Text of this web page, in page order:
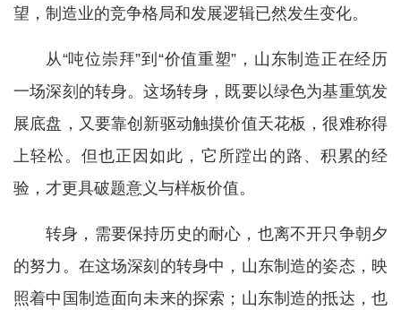
望，制造业的竞争格局和发展逻辑已然发生变化。
从“吨位崇拜”到“价值重塑”，山东制造正在经历
一场深刻的转身。这场转身，既要以绿色为基重筑发
展底盘，又要靠创新驱动触摸价值天花板，很难称得
上轻松。但也正因如此，它所蹚出的路、积累的经
验，才更具破题意义与样板价值。
转身，需要保持历史的耐心，也离不开只争朝夕
的努力。在这场深刻的转身中，山东制造的姿态，映
照着中国制造面向未来的探索；山东制造的抵达，也